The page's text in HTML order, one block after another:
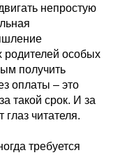
непростую
родителей особых
получить
оплаты – это
такой срок. И за
глаз читателя.
требуется